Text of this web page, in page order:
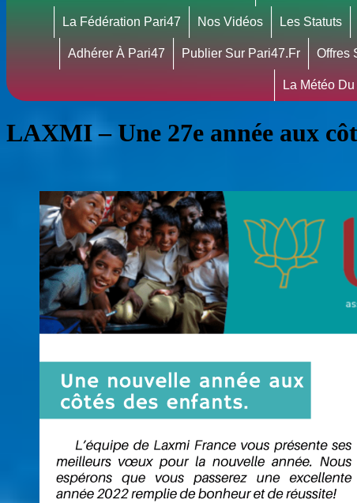
La Fédération Pari47 Nos Vidéos Les Statuts
Adhérer À Pari47 Publier Sur Pari47.fr Offres
La Météo Du
LAXMI – Une 27e année aux